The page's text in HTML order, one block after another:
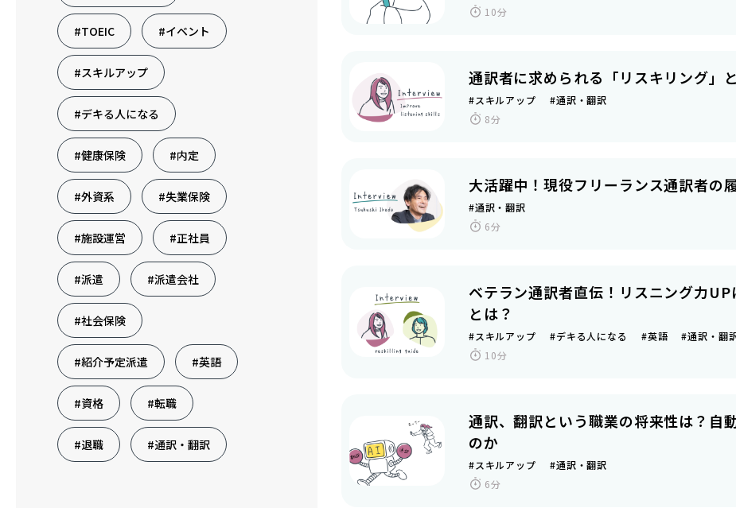
#TOEIC #イベント
#スキルアップ
#デキる人になる
#健康保険 #内定
#外資系 #失業保険
#施設運営 #正社員
#派遣 #派遣会社
#社会保険
#紹介予定派遣 #英語
#資格 #転職
#退職 #通訳・翻訳
10分
通訳者に求められる「リスキリング」
#スキルアップ #通訳・翻訳
8分
大活躍中！現役フリーランス通訳者の
#通訳・翻訳
6分
ベテラン通訳者直伝！リスニング力
とは？
#スキルアップ #デキる人になる #英語 #通訳・翻
10分
通訳、翻訳という職業の将来性は？自
のか
#スキルアップ #通訳・翻訳
6分